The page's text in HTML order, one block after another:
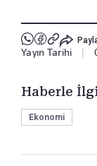
Yayın Tarihi
Haberle
Ekonomi